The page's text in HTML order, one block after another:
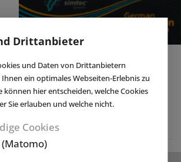
Drittanbieter
und Daten von Drittanbietern
ein optimales Webseiten-Erlebnis zu
können hier entscheiden, welche Cookies
Sie erlauben und welche nicht.
Cookies